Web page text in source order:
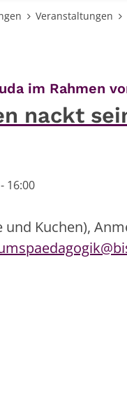
Veranstaltungen
im Rahmen
nackt
16:00
und Kuchen),